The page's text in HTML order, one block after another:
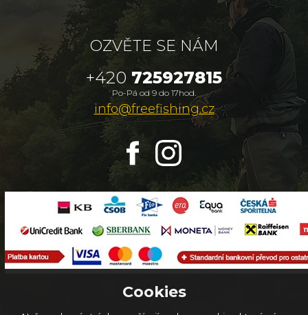
OZVĚTE SE NÁM
+420 725927815
Po-Pá od 9 do 17hod.
info@freefishing.cz
Cookies